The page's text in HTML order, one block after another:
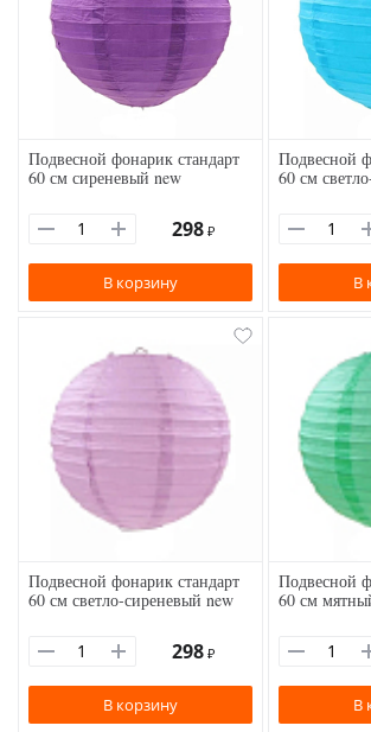
Подвесной фонарик стандарт
60 см сиреневый new
298 ₽
В корзину
Подвесной
60 см
В
Подвесной фонарик стандарт
60 см светло-сиреневый new
298 ₽
В корзину
Подвесной
60 см
В